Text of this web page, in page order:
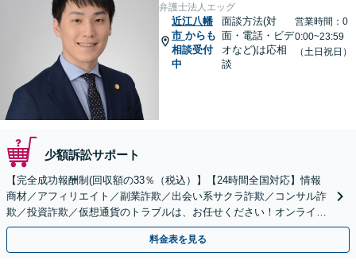
弁護士法人エッグ
近江八幡
市 からも
相談受付
中
面談方法(対
面・電話・ビデ
オなど)は応相
談
営業時間：0
0:00~23:59
（土日祝日）
少額訴訟サポート
【完全成功報酬制(回収額の33％（税込）】【24時間全国対応】情報
商材／アフィリエイト／副業詐欺／出会い系サクラ詐欺／コンサル詐
欺／投資詐欺／仮想通貨のトラブルは、お任せください！オンライン
のみで解決も可能！
料金表を見る